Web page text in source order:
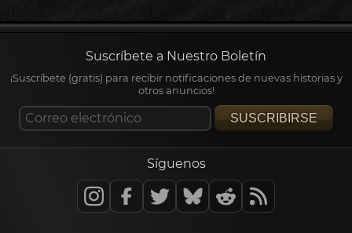
Suscríbete a Nuestro Boletín
¡Suscríbete (gratis) para recibir notificaciones de nuevas historias y
otros anuncios!
SUSCRIBIRSE
Síguenos